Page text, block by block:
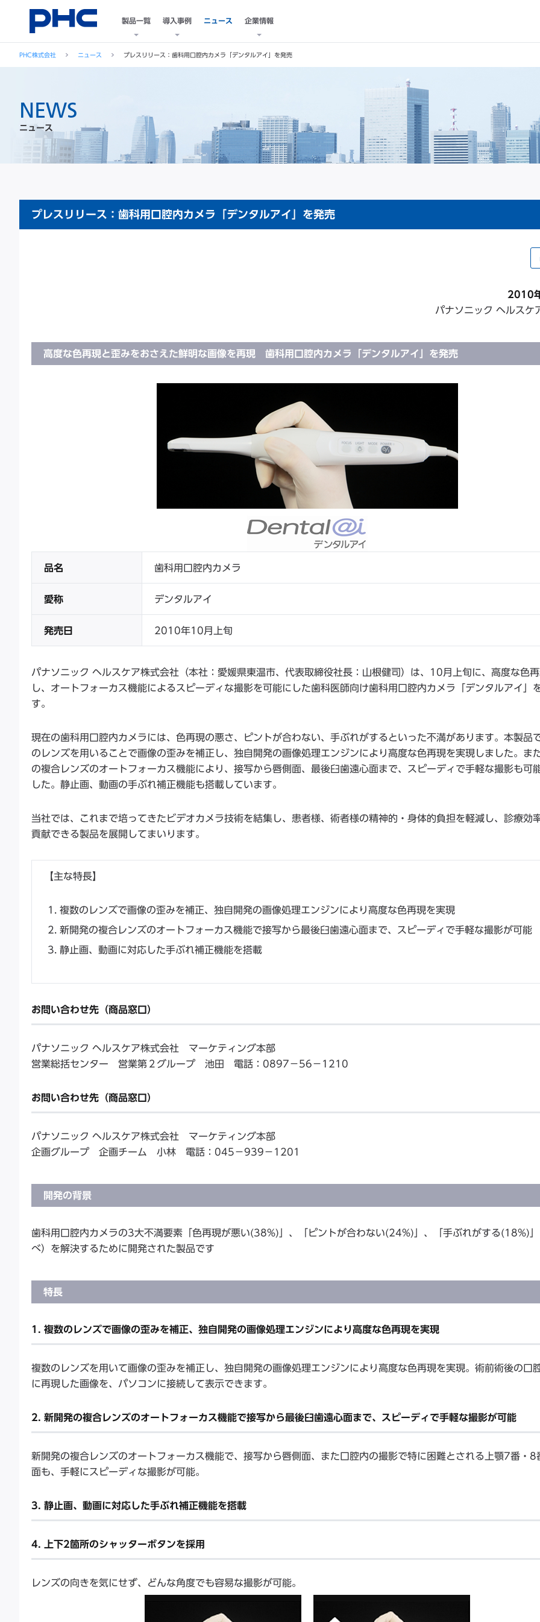
製品一覧 導入事例 ニュース 企業情報
PHC株式会社 ニュース プレスリリース：歯科用口腔内カメラ「デンタルアイ」を発売
NEWS
ニュース
プレスリリース：歯科用口腔内カメラ「デンタルアイ」を発売
2010
パナソニック ヘルスケ
高度な色再現と歪みをおさえた鮮明な画像を再現 歯科用口腔内カメラ「デンタルアイ」を発売
品名 歯科用口腔内カメラ
愛称 デンタルアイ
発売日 2010年10月上旬
パナソニック ヘルスケア株式会社（本社：愛媛県東温市、代表取締役社長：山根健司）は、10月上旬に、高度な色
し、オートフォーカス機能によるスピーディな撮影を可能にした歯科医師向け歯科用口腔内カメラ「デンタルアイ」
す。
現在の歯科用口腔内カメラには、色再現の悪さ、ピントが合わない、手ぶれがするといった不満があります。本製品
のレンズを用いることで画像の歪みを補正し、独自開発の画像処理エンジンにより高度な色再現を実現しました。ま
の複合レンズのオートフォーカス機能により、接写から唇側面、最後臼歯遠心面まで、スピーディで手軽な撮影も可
した。静止画、動画の手ぶれ補正機能も搭載しています。
当社では、これまで培ってきたビデオカメラ技術を結集し、患者様、術者様の精神的・身体的負担を軽減し、診療効
貢献できる製品を展開してまいります。
【主な特長】
複数のレンズで画像の歪みを補正、独自開発の画像処理エンジンにより高度な色再現を実現
新開発の複合レンズのオートフォーカス機能で接写から最後臼歯遠心面まで、スピーディで手軽な撮影が可能
静止画、動画に対応した手ぶれ補正機能を搭載
お問い合わせ先（商品窓口）
パナソニック ヘルスケア株式会社 マーケティング本部
営業総括センター 営業第２グループ 池田 電話：0897－56－1210
お問い合わせ先（商品窓口）
パナソニック ヘルスケア株式会社 マーケティング本部
企画グループ 企画チーム 小林 電話：045－939－1201
開発の背景
歯科用口腔内カメラの3大不満要素「色再現が悪い(38%)」、「ピントが合わない(24%)」、「手ぶれがする(18%)」
べ）を解決するために開発された製品です
特長
1. 複数のレンズで画像の歪みを補正、独自開発の画像処理エンジンにより高度な色再現を実現
複数のレンズを用いて画像の歪みを補正し、独自開発の画像処理エンジンにより高度な色再現を実現。術前術後の口
に再現した画像を、パソコンに接続して表示できます。
2. 新開発の複合レンズのオートフォーカス機能で接写から最後臼歯遠心面まで、スピーディで手軽な撮影が可能
新開発の複合レンズのオートフォーカス機能で、接写から唇側面、また口腔内の撮影で特に困難とされる上顎7番・8
面も、手軽にスピーディな撮影が可能。
3. 静止画、動画に対応した手ぶれ補正機能を搭載
4. 上下2箇所のシャッターボタンを採用
レンズの向きを気にせず、どんな角度でも容易な撮影が可能。